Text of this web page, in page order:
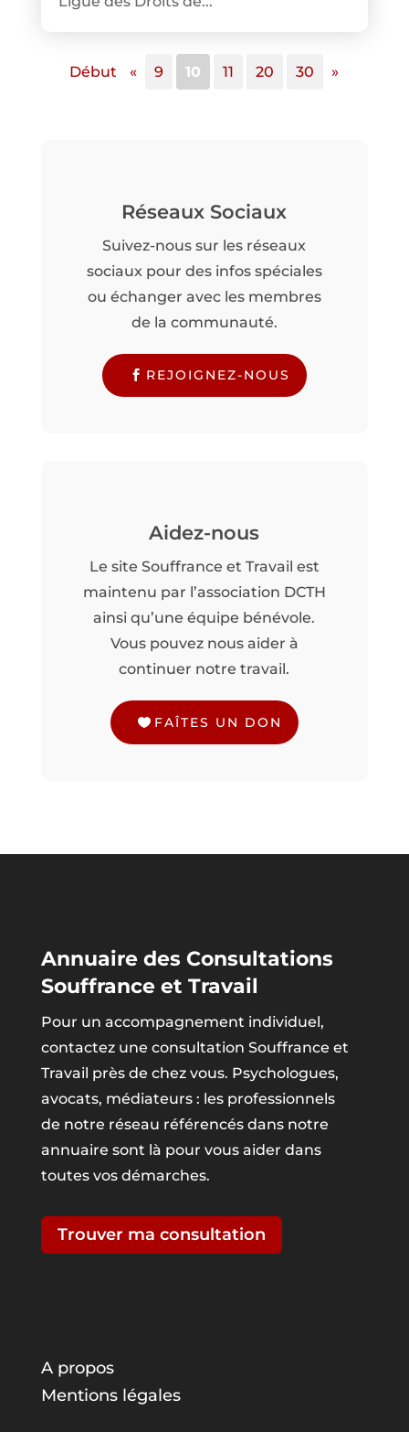
Début « 9 10 11 20 30 »
Réseaux Sociaux
Suivez-nous sur les réseaux
sociaux pour des infos spéciales
ou échanger avec les membres
de la communauté.
REJOIGNEZ-NOUS
Aidez-nous
Le site Souffrance et Travail est
maintenu par l’association DCTH
ainsi qu’une équipe bénévole.
Vous pouvez nous aider à
continuer notre travail.
FAÎTES UN DON
Annuaire des Consultations
Souffrance et Travail
Pour un accompagnement individuel,
contactez une consultation Souffrance et
Travail près de chez vous. Psychologues,
avocats, médiateurs : les professionnels
de notre réseau référencés dans notre
annuaire sont là pour vous aider dans
toutes vos démarches.
Trouver ma consultation
A propos
Mentions légales